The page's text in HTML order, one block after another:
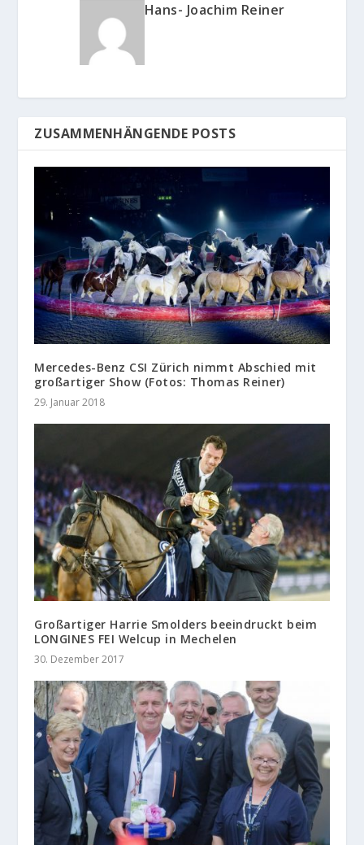
Hans- Joachim Reiner
ZUSAMMENHÄNGENDE POSTS
Mercedes-Benz CSI Zürich nimmt Abschied mit
großartiger Show (Fotos: Thomas Reiner)
29. Januar 2018
Großartiger Harrie Smolders beeindruckt beim
LONGINES FEI Welcup in Mechelen
30. Dezember 2017